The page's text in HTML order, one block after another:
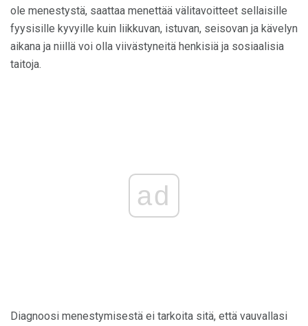
ole menestystä, saattaa menettää välitavoitteet sellaisille
fyysisille kyvyille kuin liikkuvan, istuvan, seisovan ja kävelyn
aikana ja niillä voi olla viivästyneitä henkisiä ja sosiaalisia
taitoja.
ad
Diagnoosi menestymisestä ei tarkoita sitä, että vauvallasi